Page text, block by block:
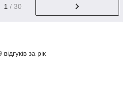
1 / 30
за рік